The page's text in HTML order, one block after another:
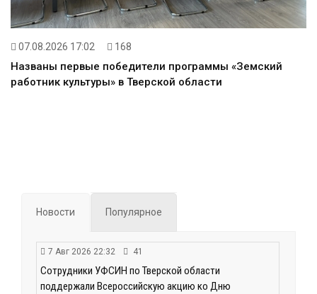
07.08.2026 17:02 168
Названы первые победители программы «Земский
работник культуры» в Тверской области
Новости Популярное
7 Авг 2026 22:32 41
Сотрудники УФСИН по Тверской области
поддержали Всероссийскую акцию ко Дню